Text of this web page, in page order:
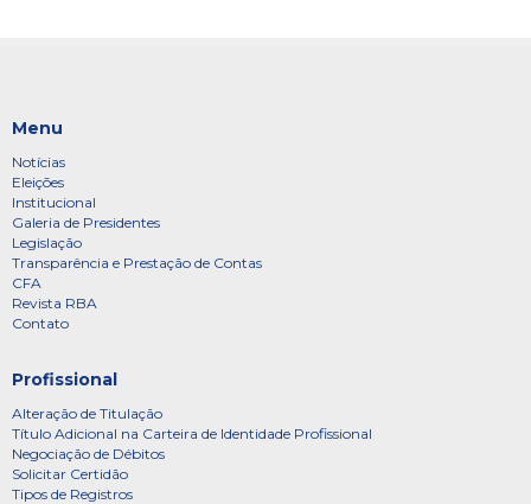
Menu
Notícias
Eleições
Institucional
Galeria de Presidentes
Legislação
Transparência e Prestação de Contas
CFA
Revista RBA
Contato
Profissional
Alteração de Titulação
Título Adicional na Carteira de Identidade Profissional
Negociação de Débitos
Solicitar Certidão
Tipos de Registros